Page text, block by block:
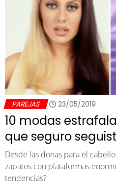
PAREJAS 23/05/2019
10 modas
que seguro
Desde las donas para el
zapatos con plataformas
tendencias?